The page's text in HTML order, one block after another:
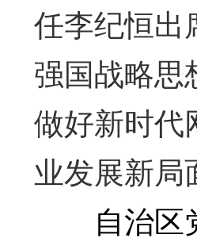
任李纪恒出
强国战略思
做好新时代
业发展新局
自治区党